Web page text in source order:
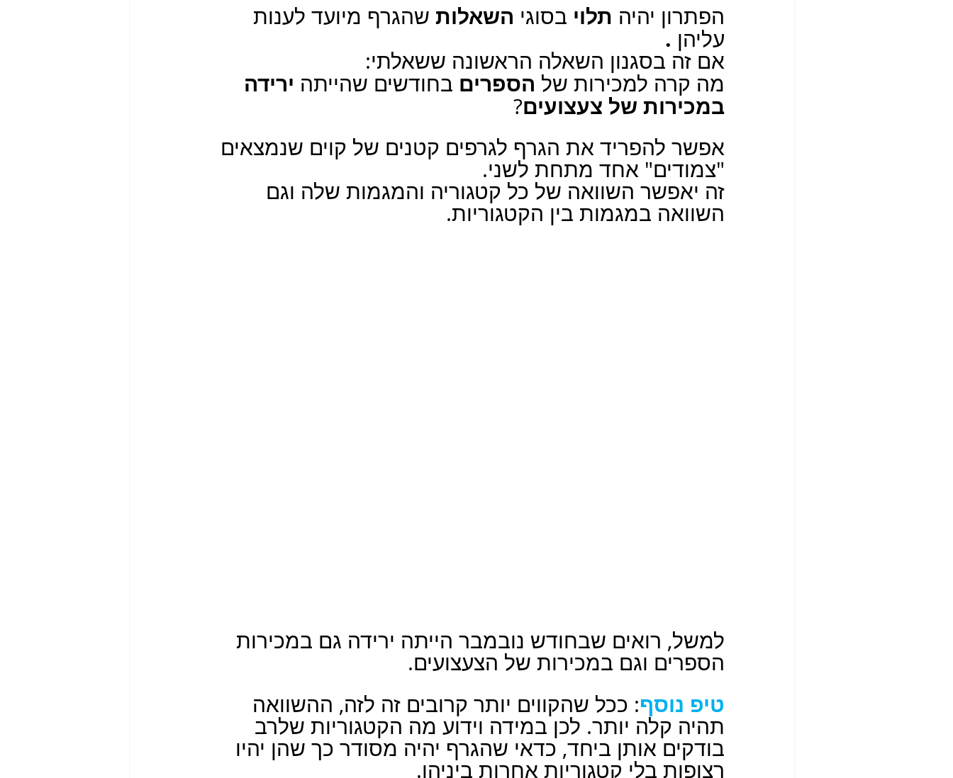
הפתרון יהיה תלוי בסוגי השאלות שהגרף מיועד לענות
עליהן .
אם זה בסגנון השאלה הראשונה ששאלתי:
מה קרה למכירות של הספרים בחודשים שהייתה ירידה
במכירות של צעצועים?
אפשר להפריד את הגרף לגרפים קטנים של קוים שנמצאים
"צמודים" אחד מתחת לשני.
זה יאפשר השוואה של כל קטגוריה והמגמות שלה וגם
השוואה במגמות בין הקטגוריות.
למשל, רואים שבחודש נובמבר הייתה ירידה גם במכירות
הספרים וגם במכירות של הצעצועים.
טיפ נוסף: ככל שהקווים יותר קרובים זה לזה, ההשוואה
תהיה קלה יותר. לכן במידה וידוע מה הקטגוריות שלרב
בודקים אותן ביחד, כדאי שהגרף יהיה מסודר כך שהן יהיו
רצופות בלי קטגוריות אחרות ביניהן.